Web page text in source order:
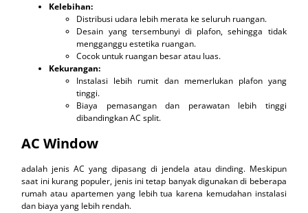
Kelebihan:
Distribusi udara lebih merata ke seluruh ruangan.
Desain yang tersembunyi di plafon, sehingga tidak
mengganggu estetika ruangan.
Cocok untuk ruangan besar atau luas.
Kekurangan:
Instalasi lebih rumit dan memerlukan plafon yang
tinggi.
Biaya pemasangan dan perawatan lebih tinggi
dibandingkan AC split.
AC Window
adalah jenis AC yang dipasang di jendela atau dinding. Meskipun
saat ini kurang populer, jenis ini tetap banyak digunakan di beberapa
rumah atau apartemen yang lebih tua karena kemudahan instalasi
dan biaya yang lebih rendah.